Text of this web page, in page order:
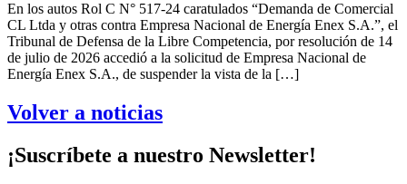
En los autos Rol C N° 517-24 caratulados “Demanda de Comercial
CL Ltda y otras contra Empresa Nacional de Energía Enex S.A.”, el
Tribunal de Defensa de la Libre Competencia, por resolución de 14
de julio de 2026 accedió a la solicitud de Empresa Nacional de
Energía Enex S.A., de suspender la vista de la […]
Volver a noticias
¡Suscríbete a nuestro Newsletter!